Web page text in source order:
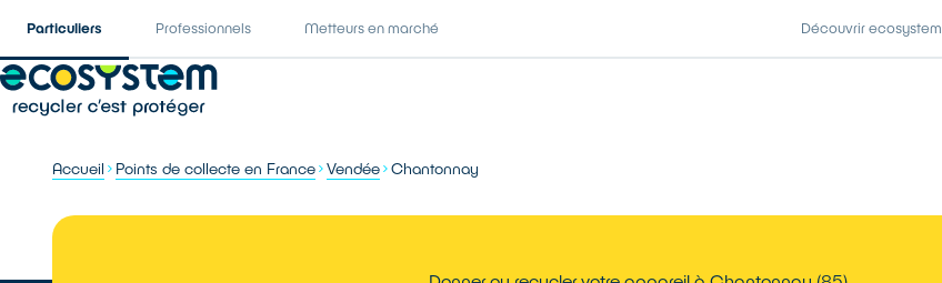
Particuliers Professionnels Metteurs en marché Découvrir ecosystem
Accueil Points de collecte en France Vendée Chantonnay